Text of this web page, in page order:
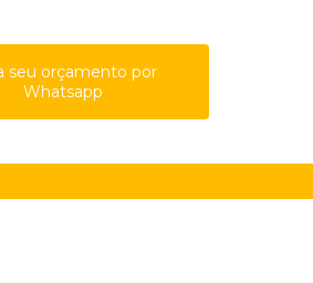
seu orçamento por
Whatsapp